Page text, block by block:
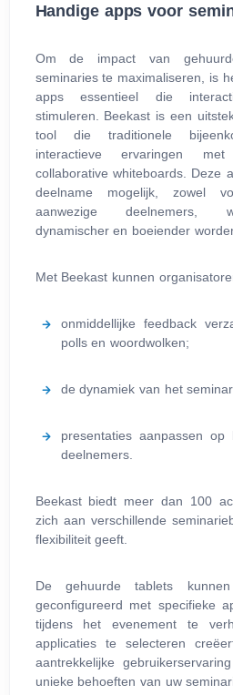
Handige apps voor
Om de impact van
seminaries te maximaliseren, is
apps essentieel die
stimuleren. Beekast is een
tool die traditionele
interactieve ervaringen
collaborative whiteboards. Deze
deelname mogelijk, zowel
aanwezige deelnemers,
dynamischer en boeiender
Met Beekast kunnen
onmiddellijke feedback
polls en woordwolken;
de dynamiek van het
presentaties aanpassen
deelnemers.
Beekast biedt meer dan 100
zich aan verschillende
flexibiliteit geeft.
De gehuurde tablets
geconfigureerd met specifieke
tijdens het evenement te
applicaties te selecteren
aantrekkelijke
unieke behoeften van uw